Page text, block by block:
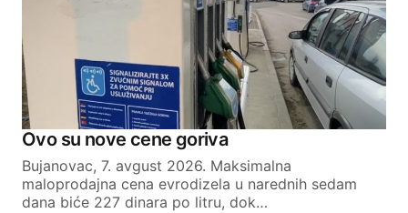
Ovo su nove cene goriva
Bujanovac, 7. avgust 2026. Maksimalna
maloprodajna cena evrodizela u narednih sedam
dana biće 227 dinara po litru, dok…